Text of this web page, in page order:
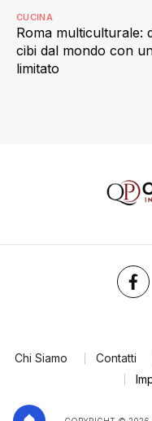
Roma multiculturale:
cibi dal mondo con
limitato
CUCINA
Chi Siamo Contatti